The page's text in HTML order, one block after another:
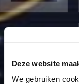
Deze website
We gebruiken